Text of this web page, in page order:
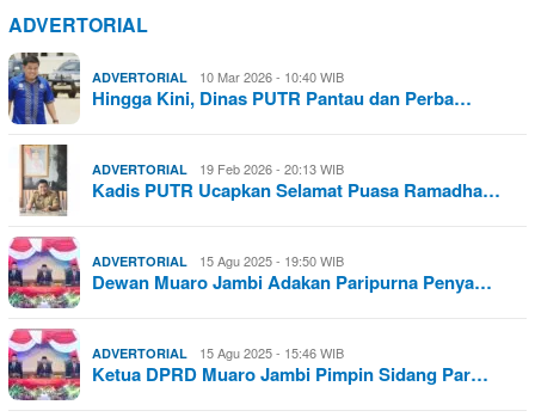
ADVERTORIAL
ADVERTORIAL 10 Mar 2026 - 10:40 WIB
Hingga Kini, Dinas PUTR Pantau dan Perba…
ADVERTORIAL 19 Feb 2026 - 20:13 WIB
Kadis PUTR Ucapkan Selamat Puasa Ramadha…
ADVERTORIAL 15 Agu 2025 - 19:50 WIB
Dewan Muaro Jambi Adakan Paripurna Penya…
ADVERTORIAL 15 Agu 2025 - 15:46 WIB
Ketua DPRD Muaro Jambi Pimpin Sidang Par…